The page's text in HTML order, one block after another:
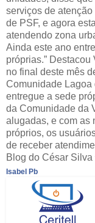
serviços de
de PSF, e agora
atendendo zona
Ainda este ano
próprias.”
no final deste mês
Comunidade Lagoa
entregue a sede
da Comunidade da
alugadas, e com as
próprios, os
de receber
Blog do César Silva
Isabel Pb